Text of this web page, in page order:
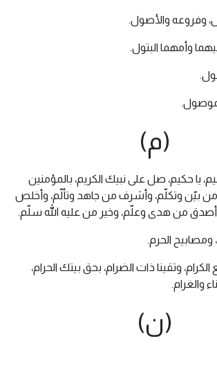
وفروعه والأصول.
وأمهما البتول.
(م)
يا حكيم، صل على نبيك الكريم، بالمؤمنين
بيّن وتكلّم، وأشرف من جاهد وتألّم، وأخلص
من هدى وعلّم، وخير من عليه الله سلّم.
ومصابيح الحرم.
وتقينا ذات الضرام، بحق بيتك الحرام،
والغرام.
(ن)